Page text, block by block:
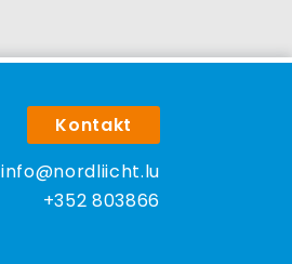
Kontakt
info@nordliicht.lu
+352 803866